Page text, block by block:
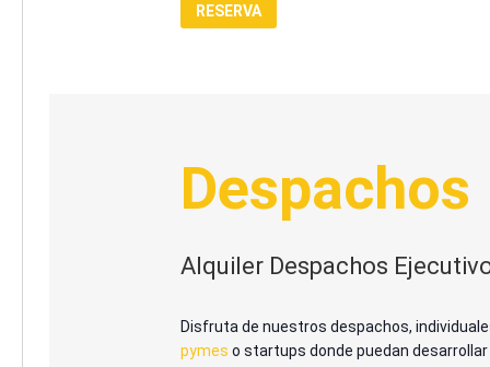
RESERVA
Despachos
Alquiler Despachos
Disfruta de nuestros despachos,
pymes o startups donde puedan